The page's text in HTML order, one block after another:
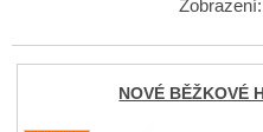
Zobrazení:
NOVÉ BĚŽKOVÉ